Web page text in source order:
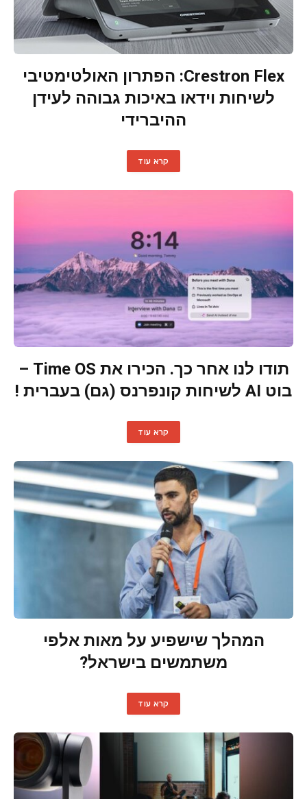
Crestron Flex: הפתרון האולטימטיבי
לשיחות וידאו באיכות גבוהה לעידן
ההיברידי
קרא עוד
תודו לנו אחר כך. הכירו את Time OS –
בוט AI לשיחות קונפרנס (גם) בעברית !
קרא עוד
המהלך שישפיע על מאות אלפי
משתמשים בישראל?
קרא עוד